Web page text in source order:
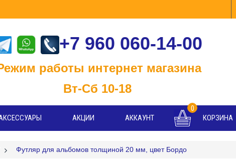
+7 960 060-14-00
работы интернет магазина
Сб 10-18
АКЦИИ АККАУНТ
0
КОРЗИНА
> Футляр для альбомов толщиной 20 мм, цвет Бордо